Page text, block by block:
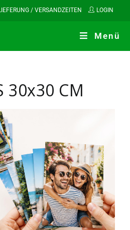
/ VERSANDZEITEN LOGIN
Menü
30x30 CM